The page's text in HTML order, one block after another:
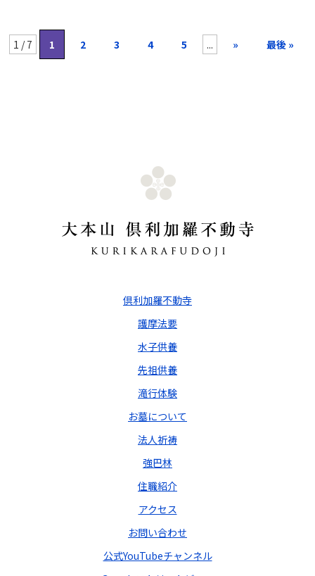
1 / 7 1 2 3 4 5 ... » 最後 »
倶利加羅不動寺
護摩法要
水子供養
先祖供養
滝行体験
お墓について
法人祈祷
強巴林
住職紹介
アクセス
お問い合わせ
公式YouTubeチャンネル